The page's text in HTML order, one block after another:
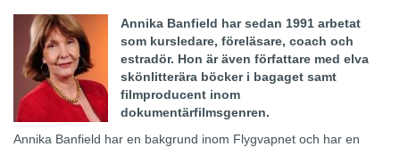
Annika Banfield har sedan 1991 arbetat
som kursledare, föreläsare, coach och
estradör. Hon är även författare med elva
skönlitterära böcker i bagaget samt
filmproducent inom
dokumentärfilmsgenren.
Annika Banfield har en bakgrund inom Flygvapnet och har en